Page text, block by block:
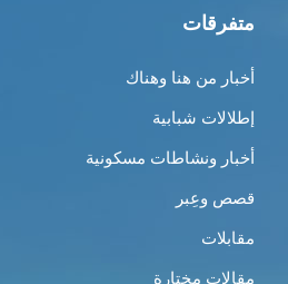
متفرقات
أخبار من هنا وهناك
إطلالات شبابية
أخبار ونشاطات مسكونية
قصص وعِبر
مقابلات
مقالات مختارة